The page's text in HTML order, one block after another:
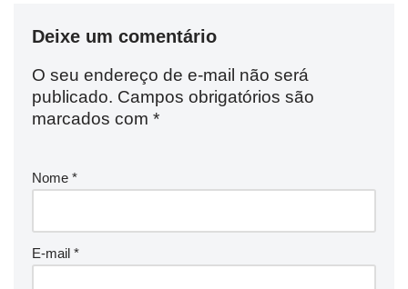
Deixe um comentário
O seu endereço de e-mail não será
publicado. Campos obrigatórios são
marcados com *
Nome *
E-mail *